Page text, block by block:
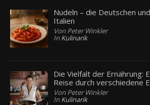
Nudeln – die Deutschen
Italien
Von Peter Winkler
In Kulinarik
Die Vielfalt der Ernährung:
Reise durch verschiedene
Von Peter Winkler
In Kulinarik